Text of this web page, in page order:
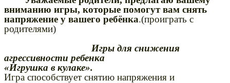
вниманию игры, которые помогут вам снять
напряжение у вашего ребёнка.(проиграть с
родителями)
Игры для снижения
агрессивности ребенка
«Игрушка в кулаке».
Игра способствует снятию напряжения и